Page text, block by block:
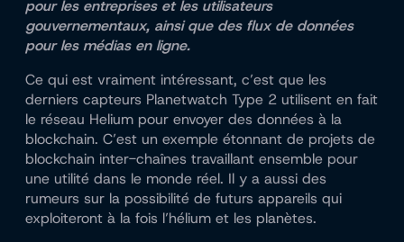
pour les entreprises et les utilisateurs
gouvernementaux, ainsi que des flux de données
pour les médias en ligne.
Ce qui est vraiment intéressant, c’est que les
derniers capteurs Planetwatch Type 2 utilisent en fait
le réseau Helium pour envoyer des données à la
blockchain. C’est un exemple étonnant de projets de
blockchain inter-chaînes travaillant ensemble pour
une utilité dans le monde réel. Il y a aussi des
rumeurs sur la possibilité de futurs appareils qui
exploiteront à la fois l’hélium et les planètes.